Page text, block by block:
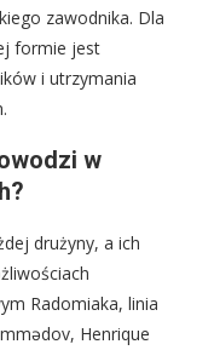
zawodnika. Dla
formie jest
i utrzymania
w
drużyny, a ich
Radomiaka, linia
Henrique